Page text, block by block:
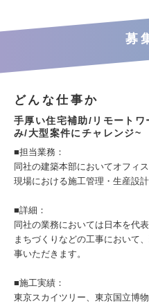
募
どんな仕事か
手厚い住宅補助/リモート
み/大型案件にチャレンジ~
■担当業務：
同社の建築本部においてオフィ
現場における施工管理・生産設
■詳細：
同社の業務においては日本を代
まちづくりなどの工事において
事いただきます。
■施工実績：
東京スカイツリー、東京国立博